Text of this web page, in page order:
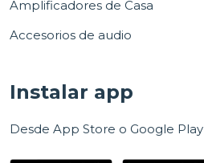
Amplificadores de Casa
Accesorios de audio
Instalar app
Desde App Store o Google Play